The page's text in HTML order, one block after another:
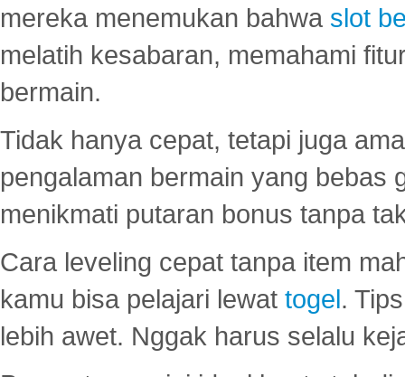
mereka menemukan bahwa slot
melatih kesabaran, memahami
bermain.
Tidak hanya cepat, tetapi juga
pengalaman bermain yang bebas
menikmati putaran bonus tanpa
Cara leveling cepat tanpa item
kamu bisa pelajari lewat togel.
lebih awet. Nggak harus selalu